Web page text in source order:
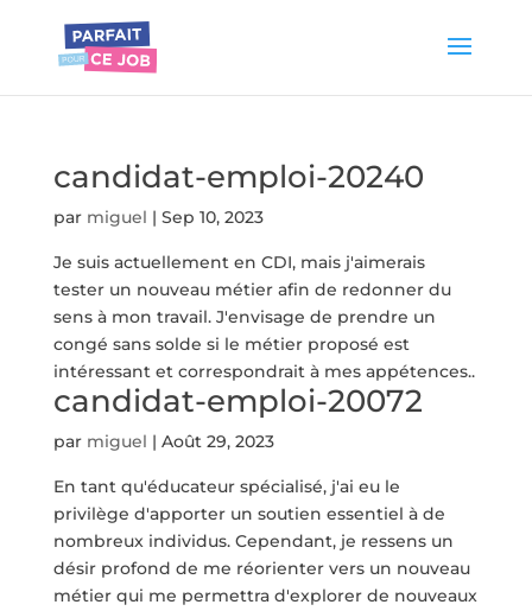
candidat-emploi-20240
par miguel | Sep 10, 2023
Je suis actuellement en CDI, mais j'aimerais
tester un nouveau métier afin de redonner du
sens à mon travail. J'envisage de prendre un
congé sans solde si le métier proposé est
intéressant et correspondrait à mes appétences..
candidat-emploi-20072
par miguel | Août 29, 2023
En tant qu'éducateur spécialisé, j'ai eu le
privilège d'apporter un soutien essentiel à de
nombreux individus. Cependant, je ressens un
désir profond de me réorienter vers un nouveau
métier qui me permettra d'explorer de nouveaux